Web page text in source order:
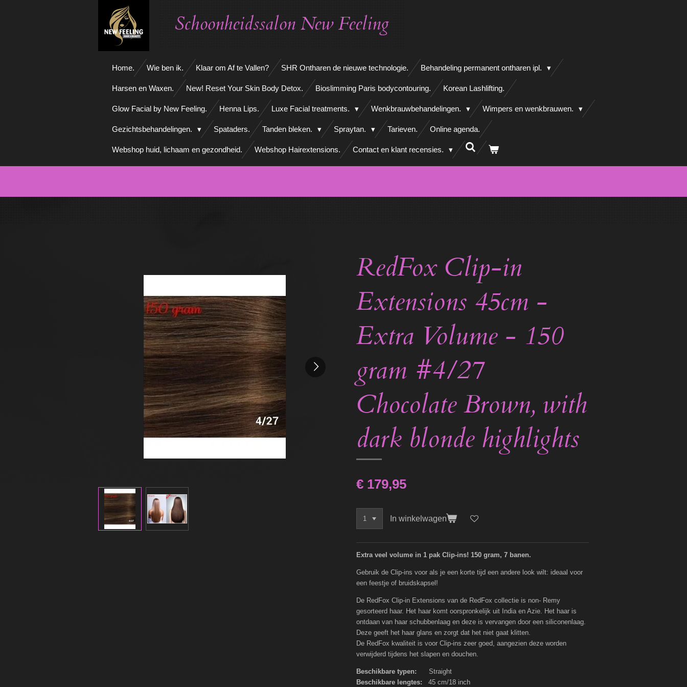
Schoonheidssalon New Feeling
Home. Wie ben ik. Klaar om Af te Vallen? SHR Ontharen de nieuwe technologie. Behandeling permanent ontharen ipl.
Harsen en Waxen. New! Reset Your Skin Body Detox. Bioslimming Paris bodycontouring. Korean Lashlifting.
Glow Facial by New Feeling. Henna Lips. Luxe Facial treatments. Wenkbrauwbehandelingen. Wimpers en wenkbrauwen.
Gezichtsbehandelingen. Spataders. Tanden bleken. Spraytan. Tarieven. Online agenda.
Webshop huid, lichaam en gezondheid. Webshop Hairextensions. Contact en klant recensies.
RedFox Clip-in
Extensions 45cm -
Extra Volume - 150
gram #4/27
Chocolate Brown, with
dark blonde highlights
€ 179,95
In winkelwagen
Extra veel volume in 1 pak Clip-ins! 150 gram, 7 banen.
Gebruik de Clip-ins voor als je een korte tijd een andere look wilt: ideaal voor
een feestje of bruidskapsel!
De RedFox Clip-in Extensions van de RedFox collectie is non- Remy
gesorteerd haar. Het haar komt oorspronkelijk uit India en Azie. Het haar is
ontdaan van haar schubbenlaag en deze is vervangen door een siliconenlaag.
Deze geeft het haar glans en zorgt dat het niet gaat klitten.
De RedFox kwaliteit is voor Clip-ins zeer goed, aangezien deze worden
verwijderd tijdens het slapen en douchen.
Beschikbare typen: Straight
Beschikbare lengtes: 45 cm/18 inch